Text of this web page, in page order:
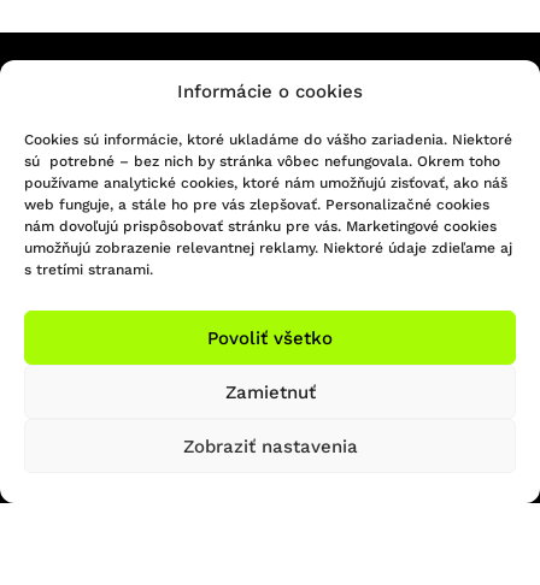
Informácie o cookies
Cookies sú informácie, ktoré ukladáme do vášho zariadenia. Niektoré
sú potrebné – bez nich by stránka vôbec nefungovala. Okrem toho
používame analytické cookies, ktoré nám umožňujú zisťovať, ako náš
web funguje, a stále ho pre vás zlepšovať. Personalizačné cookies
nám dovoľujú prispôsobovať stránku pre vás. Marketingové cookies
umožňujú zobrazenie relevantnej reklamy. Niektoré údaje zdieľame aj
s tretími stranami.
Povoliť všetko
Zamietnuť
Zobraziť nastavenia
Sledujte nás na Facebooku
Sledujte nás na Instagrame
KONTAKTUJTE NÁS
Infolinka/Predajňa:
051 - 748 29 45
bicigel@bicigel.sk
servis@bicigel.sk
INFORMÁCIE
Reklamačný poriadok